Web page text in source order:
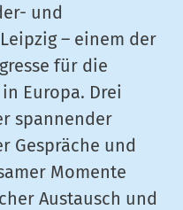
und
– einem der
für die
Europa. Drei
spannender
Gespräche und
Momente
Austausch und